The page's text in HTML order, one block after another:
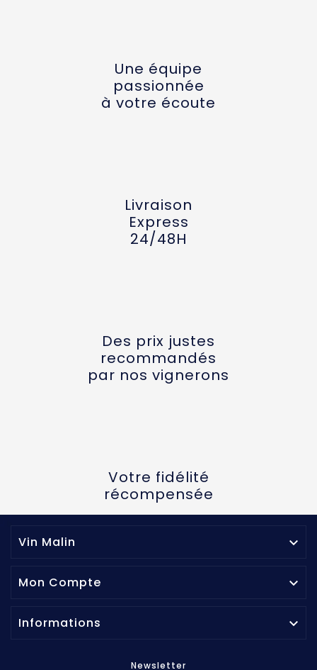
Une équipe
passionnée
à votre écoute
Livraison
Express
24/48H
Des prix justes
recommandés
par nos vignerons
Votre fidélité
récompensée
Vin Malin 
Mon Compte 
Informations 
Newsletter